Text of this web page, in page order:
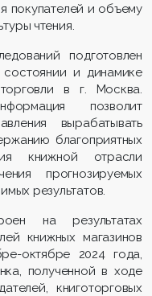
покупателей и объему
чтения.
подготовлен
и динамике
в г. Москва.
позволит
вырабатывать
благоприятных
книжной отрасли
прогнозируемых
результатов.
на результатах
книжных магазинов
октябре 2024 года,
полученной в ходе
книготорговых